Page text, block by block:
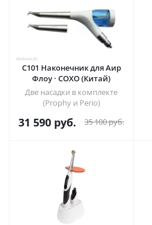
C101 Наконечник для Аир
Флоу · COXO (Китай)
Две насадки в комплекте
(Prophy и Perio)
31 590 руб. 35 100руб.